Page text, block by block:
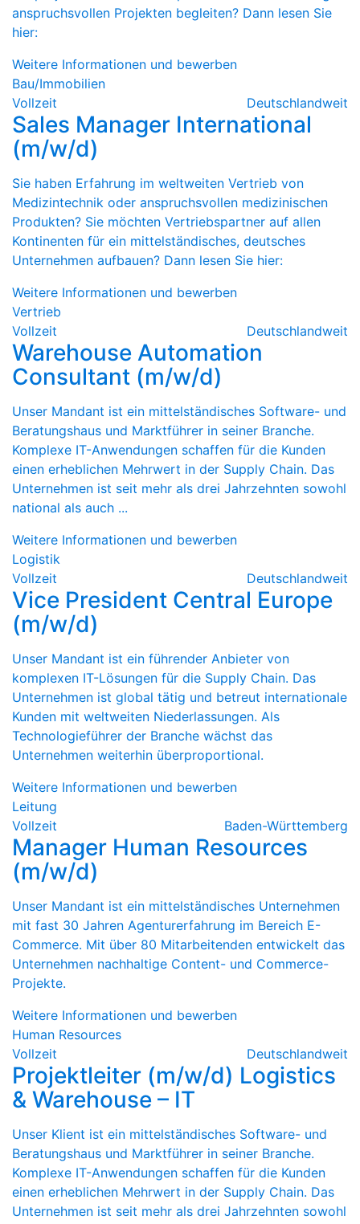
anspruchsvollen Projekten begleiten? Dann lesen Sie
hier:
Weitere Informationen und bewerben
Bau/Immobilien
Vollzeit
Deutschlandweit
Sales Manager International
(m/w/d)
Sie haben Erfahrung im weltweiten Vertrieb von
Medizintechnik oder anspruchsvollen medizinischen
Produkten? Sie möchten Vertriebspartner auf allen
Kontinenten für ein mittelständisches, deutsches
Unternehmen aufbauen? Dann lesen Sie hier:
Weitere Informationen und bewerben
Vertrieb
Vollzeit
Deutschlandweit
Warehouse Automation
Consultant (m/w/d)
Unser Mandant ist ein mittelständisches Software- und
Beratungshaus und Marktführer in seiner Branche.
Komplexe IT-Anwendungen schaffen für die Kunden
einen erheblichen Mehrwert in der Supply Chain. Das
Unternehmen ist seit mehr als drei Jahrzehnten sowohl
national als auch ...
Weitere Informationen und bewerben
Logistik
Vollzeit
Deutschlandweit
Vice President Central Europe
(m/w/d)
Unser Mandant ist ein führender Anbieter von
komplexen IT-Lösungen für die Supply Chain. Das
Unternehmen ist global tätig und betreut internationale
Kunden mit weltweiten Niederlassungen. Als
Technologieführer der Branche wächst das
Unternehmen weiterhin überproportional.
Weitere Informationen und bewerben
Leitung
Vollzeit
Baden-Württemberg
Manager Human Resources
(m/w/d)
Unser Mandant ist ein mittelständisches Unternehmen
mit fast 30 Jahren Agenturerfahrung im Bereich E-
Commerce. Mit über 80 Mitarbeitenden entwickelt das
Unternehmen nachhaltige Content- und Commerce-
Projekte.
Weitere Informationen und bewerben
Human Resources
Vollzeit
Deutschlandweit
Projektleiter (m/w/d) Logistics
& Warehouse – IT
Unser Klient ist ein mittelständisches Software- und
Beratungshaus und Marktführer in seiner Branche.
Komplexe IT-Anwendungen schaffen für die Kunden
einen erheblichen Mehrwert in der Supply Chain. Das
Unternehmen ist seit mehr als drei Jahrzehnten sowohl